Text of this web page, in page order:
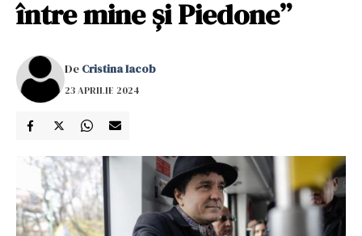
între mine și Piedone”
De Cristina Iacob
23 APRILIE 2024